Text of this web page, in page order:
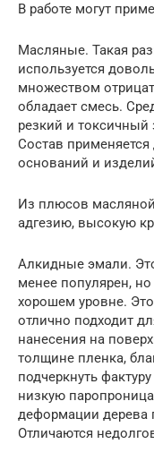
В работе могут
Масляные. Такая
используется
множеством
обладает смесь.
резкий и токсичный
Состав
оснований и
Из плюсов
адгезию, высокую
Алкидные эмали.
менее популярен, но
хорошем уровне.
отлично подходит
нанесения на
толщине пленка,
подчеркнуть
низкую
деформации дерева
Отличаются